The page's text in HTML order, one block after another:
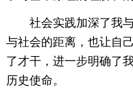
社会实践加深了我
与社会的距离，也让自
了才干，进一步明确了
历史使命。